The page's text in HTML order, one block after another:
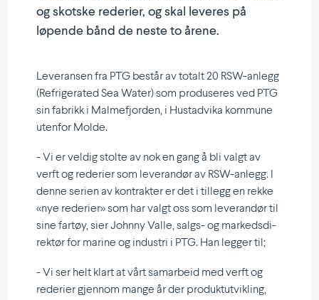
og skotske rederier, og skal leveres på
løpende bånd de neste to årene.
Leveransen fra PTG består av totalt 20 RSW-anlegg
(Refri­ge­rated Sea Water) som produ­seres ved PTG
sin fabrikk i Malme­fjorden, i Hustadvika kommune
utenfor Molde.
- Vi er veldig stolte av nok en gang å bli valgt av
verft og rederier som leverandør av RSW-anlegg. I
denne serien av kontrakter er det i tillegg en rekke
«nye rederier» som har valgt oss som leverandør til
sine fartøy, sier Johnny Valle, salgs- og markeds­di­
rektør for marine og industri i PTG. Han legger til;
- Vi ser helt klart at vårt samarbeid med verft og
rederier gjennom mange år der produkt­ut­vikling,